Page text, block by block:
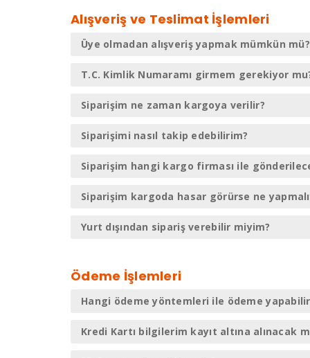
Alışveriş ve Teslimat İşlemleri
Üye olmadan alışveriş yapmak mümkün mü?
T.C. Kimlik Numaramı girmem gerekiyor
Siparişim ne zaman kargoya verilir?
Siparişimi nasıl takip edebilirim?
Siparişim hangi kargo firması ile
Siparişim kargoda hasar görürse ne
Yurt dışından sipariş verebilir miyim?
Ödeme İşlemleri
Hangi ödeme yöntemleri ile ödeme
Kredi Kartı bilgilerim kayıt altına alınacak